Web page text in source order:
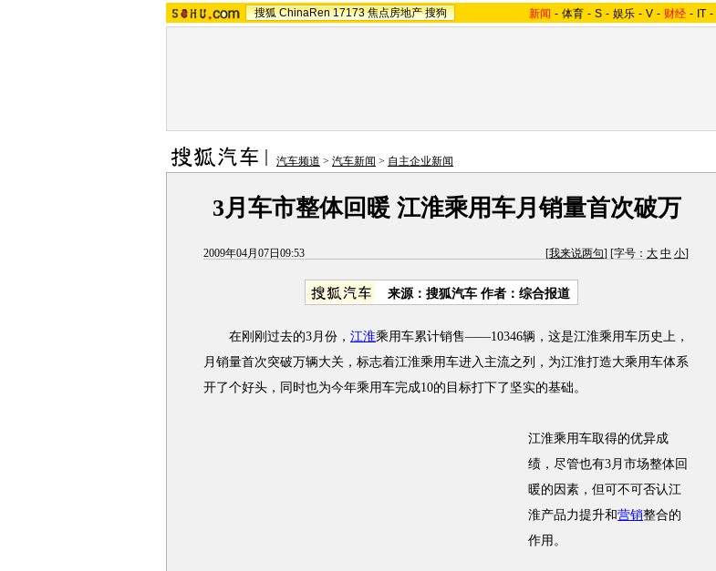
搜狐 ChinaRen 17173 焦点房地产 搜狗 新闻 - 体育 - S - 娱乐 - V - 财经 - IT -
汽车频道 > 汽车新闻 > 自主企业新闻
3月车市整体回暖 江淮乘用车月销量首次破万
2009年04月07日09:53 [我来说两句] [字号： 大 中 小]
来源：搜狐汽车 作者：综合报道
在刚刚过去的3月份， 江淮乘用车累计销售——10346辆，这是江淮乘用车历史上，
月销量首次突破万辆大关，标志着江淮乘用车进入主流之列，为江淮打造大乘用车体系
开了个好头，同时也为今年乘用车完成10的目标打下了坚实的基础。
江淮乘用车取得的优异成
绩，尽管也有3月市场整体回
暖的因素，但可不可否认江
淮产品力提升和营销整合的
作用。